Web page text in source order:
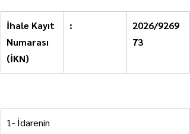
İhale Kayıt
Numarası
(İKN)
:
2026/9269
73
1- İdarenin